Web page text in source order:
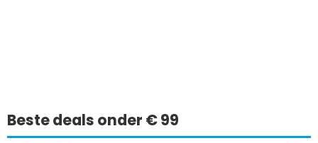
Beste deals onder € 99